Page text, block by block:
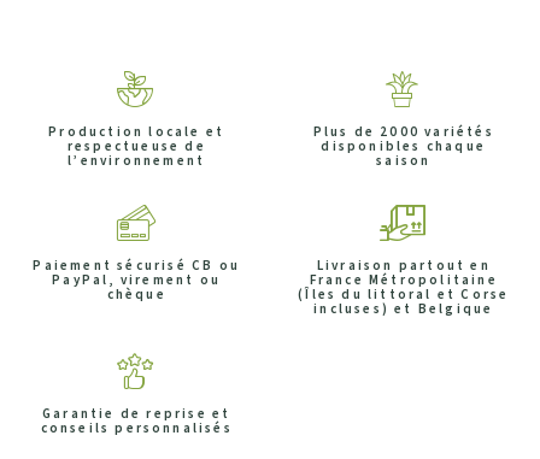
Production locale et
respectueuse de
l’environnement
Plus de 2000 variétés
disponibles chaque
saison
Paiement sécurisé CB ou
PayPal, virement ou
chèque
Livraison partout en
France Métropolitaine
(Îles du littoral et Corse
incluses) et Belgique
Garantie de reprise et
conseils personnalisés